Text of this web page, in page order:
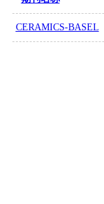
CERAMICS-BASEL